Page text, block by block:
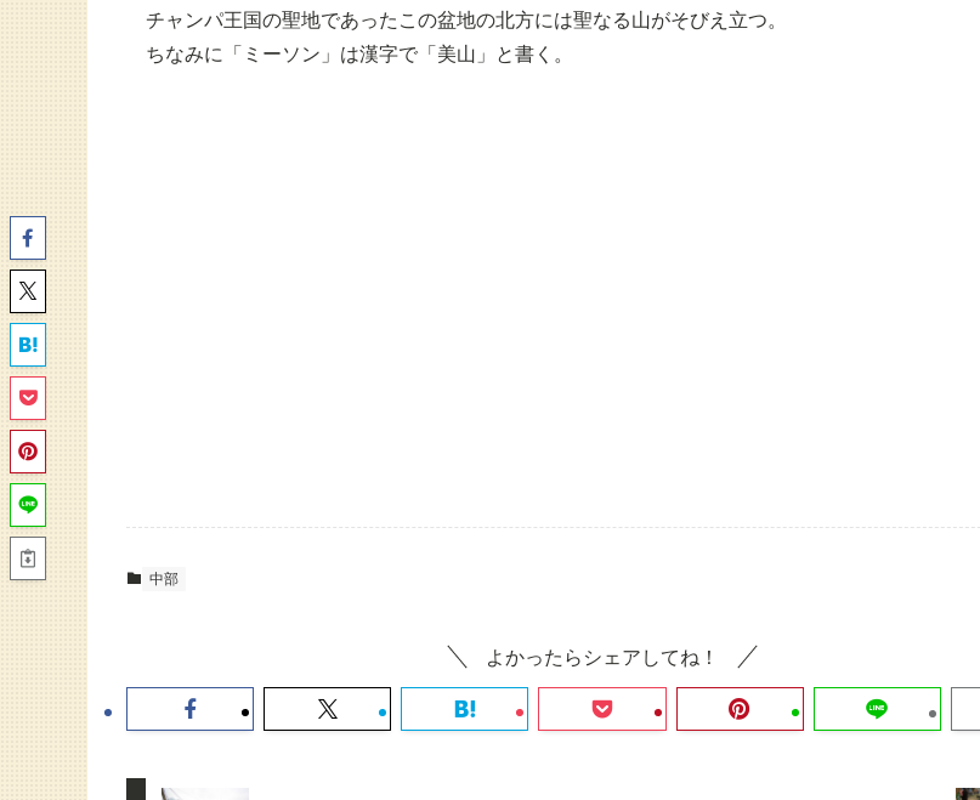
チャンパ王国の聖地であったこの盆地の北方には聖なる山がそびえ立つ。
ちなみに「ミーソン」は漢字で「美山」と書く。
中部
よかったらシェアしてね！